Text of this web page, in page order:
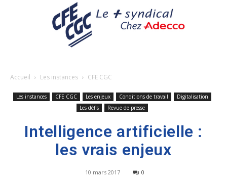
Accueil Les instances CFE CGC
Les instances CFE CGC Les enjeux Conditions de travail
Digitalisation
Les défis
Revue de presse
Intelligence artificielle :
les vrais enjeux
10 mars 2017 0